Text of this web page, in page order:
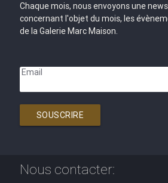
Chaque mois, nous envoyons une
concernant l'objet du mois, les
de la Galerie Marc Maison.
Email
SOUSCRIRE
Nous contacter: